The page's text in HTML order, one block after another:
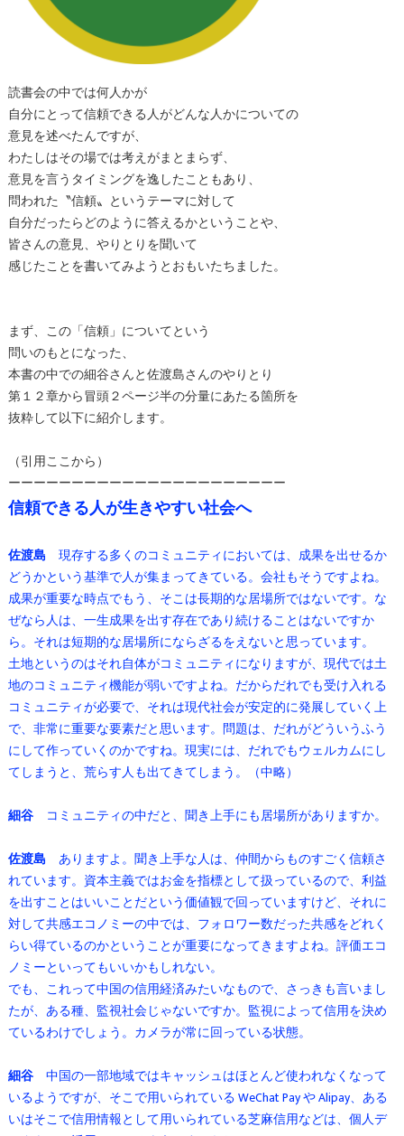
読書会の中では何人かが
自分にとって信頼できる人がどんな人かについての
意見を述べたんですが、
わたしはその場では考えがまとまらず、
意見を言うタイミングを逸したこともあり、
問われた〝信頼〟というテーマに対して
自分だったらどのように答えるかということや、
皆さんの意見、やりとりを聞いて
感じたことを書いてみようとおもいたちました。
まず、この「信頼」についてという
問いのもとになった、
本書の中での細谷さんと佐渡島さんのやりとり
第１２章から冒頭２ページ半の分量にあたる箇所を
抜粋して以下に紹介します。
（引用ここから）
ーーーーーーーーーーーーーーーーーーーーーー
信頼できる人が生きやすい社会へ
佐渡島 現存する多くのコミュニティにおいては、成果を出せるか
どうかという基準で人が集まってきている。会社もそうですよね。
成果が重要な時点でもう、そこは長期的な居場所ではないです。な
ぜなら人は、一生成果を出す存在であり続けることはないですか
ら。それは短期的な居場所にならざるをえないと思っています。
土地というのはそれ自体がコミュニティになりますが、現代では土
地のコミュニティ機能が弱いですよね。だからだれでも受け入れる
コミュニティが必要で、それは現代社会が安定的に発展していく上
で、非常に重要な要素だと思います。問題は、だれがどういうふう
にして作っていくのかですね。現実には、だれでもウェルカムにし
てしまうと、荒らす人も出てきてしまう。（中略）
細谷コミュニティの中だと、聞き上手にも居場所がありますか。
佐渡島 ありますよ。聞き上手な人は、仲間からものすごく信頼さ
れています。資本主義ではお金を指標として扱っているので、利益
を出すことはいいことだという価値観で回っていますけど、それに
対して共感エコノミーの中では、フォロワー数だった共感をどれく
らい得ているのかということが重要になってきますよね。評価エコ
ノミーといってもいいかもしれない。
でも、これって中国の信用経済みたいなもので、さっきも言いまし
たが、ある種、監視社会じゃないですか。監視によって信用を決め
ているわけでしょう。カメラが常に回っている状態。
細谷中国の一部地域ではキャッシュはほとんど使われなくなって
いるようですが、そこで用いられている WeChat Pay や Alipay、ある
いはそこで信用情報として用いられている芝麻信用などは、個人デ